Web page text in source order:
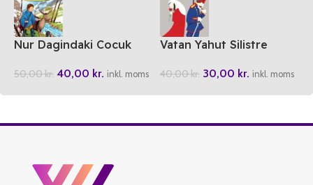
Nur Dagindaki Cocuk
50,00kr. 40,00 kr. inkl. moms
Vatan Yahut Silistre
40,00kr. 30,00 kr. inkl. moms